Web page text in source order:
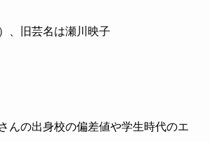
、旧芸名は瀬川映子
んの出身校の偏差値や学生時代のエ